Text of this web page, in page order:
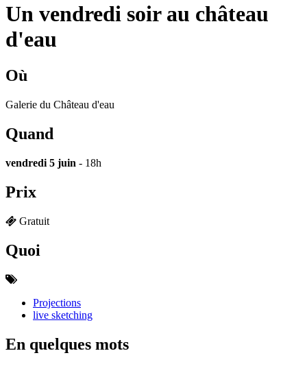
Un vendredi soir au château
d'eau
Où
Galerie du Château d'eau
Quand
vendredi 5 juin - 18h
Prix
Gratuit
Quoi
Projections
live sketching
En quelques mots